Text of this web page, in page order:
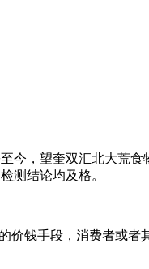
，望奎双汇北大荒食
测结论均及格。
钱手段，消费者或者